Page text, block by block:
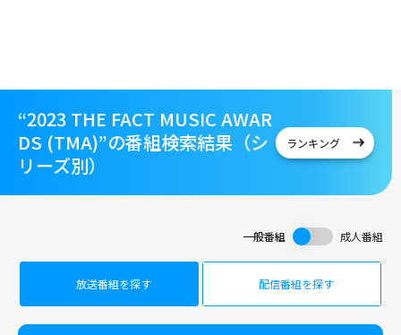
“2023 THE FACT MUSIC AWAR
DS (TMA)”の番組検索結果（シ
リーズ別）
ランキング
一般番組 成人番組
放送番組を探す 配信番組を探す